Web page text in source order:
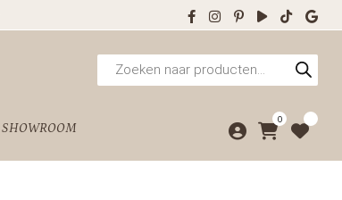
Producten
zoeken
SHOWROOM
0